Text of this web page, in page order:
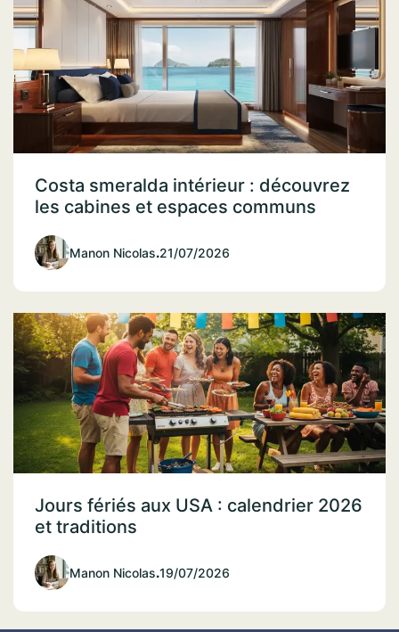
Costa smeralda intérieur : découvrez
les cabines et espaces communs
Manon Nicolas.21/07/2026
Jours fériés aux USA : calendrier 2026
et traditions
Manon Nicolas.19/07/2026